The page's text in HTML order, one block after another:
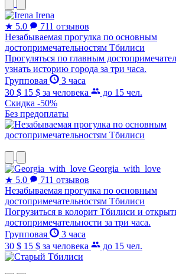
Irena
★ 5.0
711 отзывов
Незабываемая прогулка по основным
достопримечательностям Тбилиси
Прогуляться по главным
узнать историю города за три часа.
Групповая
3 часа
30 $ 15 $ за человека
до 15 чел.
Скидка -50%
Без предоплаты
Georgia_with_love
★ 5.0
711 отзывов
Незабываемая прогулка по основным
достопримечательностям Тбилиси
Погрузиться в колорит Тбилиси и
достопримечательности за три часа.
Групповая
3 часа
30 $ 15 $ за человека до 15 чел.